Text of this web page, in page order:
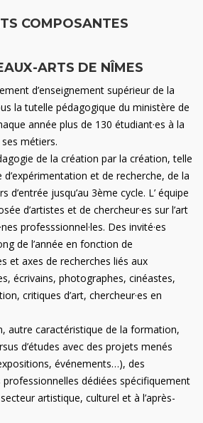
COMPOSANTES
ARTS DE NÎMES
d’enseignement supérieur de la
la tutelle pédagogique du ministère de
année plus de 130 étudiant·es à la
métiers.
de la création par la création, telle
et de recherche, de la
d’entrée jusqu’au 3ème cycle. L’ équipe
d’artistes et de chercheur·es sur l’art
professsionnel·les. Des invité·es
de l’année en fonction de
et axes de recherches liés aux
écrivains, photographes, cinéastes,
critiques d’art, chercheur·es en
autre caractéristique de la formation,
d’études avec des projets menés
événements…), des
dédiées spécifiquement
artistique, culturel et à l’après-